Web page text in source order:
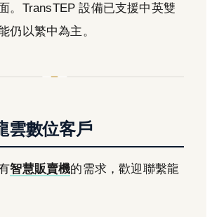
。TransTEP 設備已支援中英雙
仍以繁中為主。
雲數位客戶
智慧販賣機的需求，歡迎聯繫龍